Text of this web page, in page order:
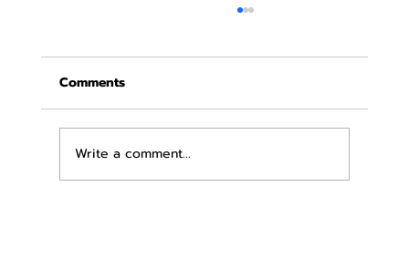
Comments
Write a comment...